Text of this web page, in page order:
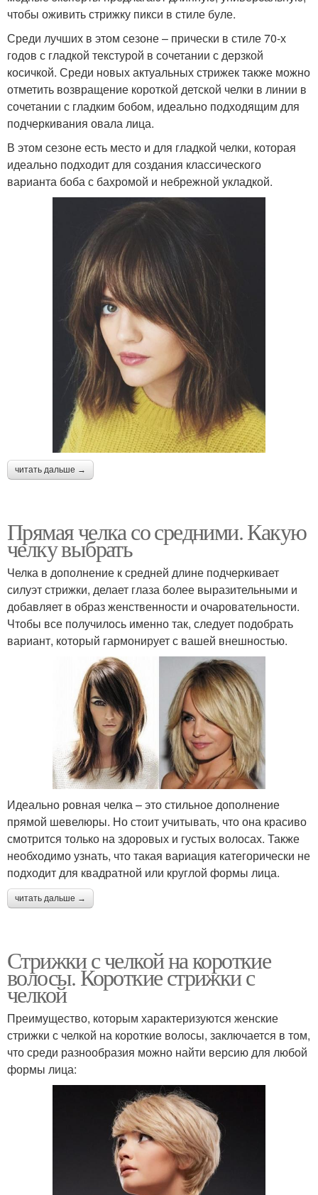
чтобы оживить стрижку пикси в стиле буле.
Среди лучших в этом сезоне – прически в стиле 70-х
годов с гладкой текстурой в сочетании с дерзкой
косичкой. Среди новых актуальных стрижек также можно
отметить возвращение короткой детской челки в линии в
сочетании с гладким бобом, идеально подходящим для
подчеркивания овала лица.
В этом сезоне есть место и для гладкой челки, которая
идеально подходит для создания классического
варианта боба с бахромой и небрежной укладкой.
читать дальше →
Прямая челка со средними. Какую
челку выбрать
Челка в дополнение к средней длине подчеркивает
силуэт стрижки, делает глаза более выразительными и
добавляет в образ женственности и очаровательности.
Чтобы все получилось именно так, следует подобрать
вариант, который гармонирует с вашей внешностью.
Идеально ровная челка – это стильное дополнение
прямой шевелюры. Но стоит учитывать, что она красиво
смотрится только на здоровых и густых волосах. Также
необходимо узнать, что такая вариация категорически не
подходит для квадратной или круглой формы лица.
читать дальше →
Стрижки с челкой на короткие
волосы. Короткие стрижки с
челкой
Преимущество, которым характеризуются женские
стрижки с челкой на короткие волосы, заключается в том,
что среди разнообразия можно найти версию для любой
формы лица: